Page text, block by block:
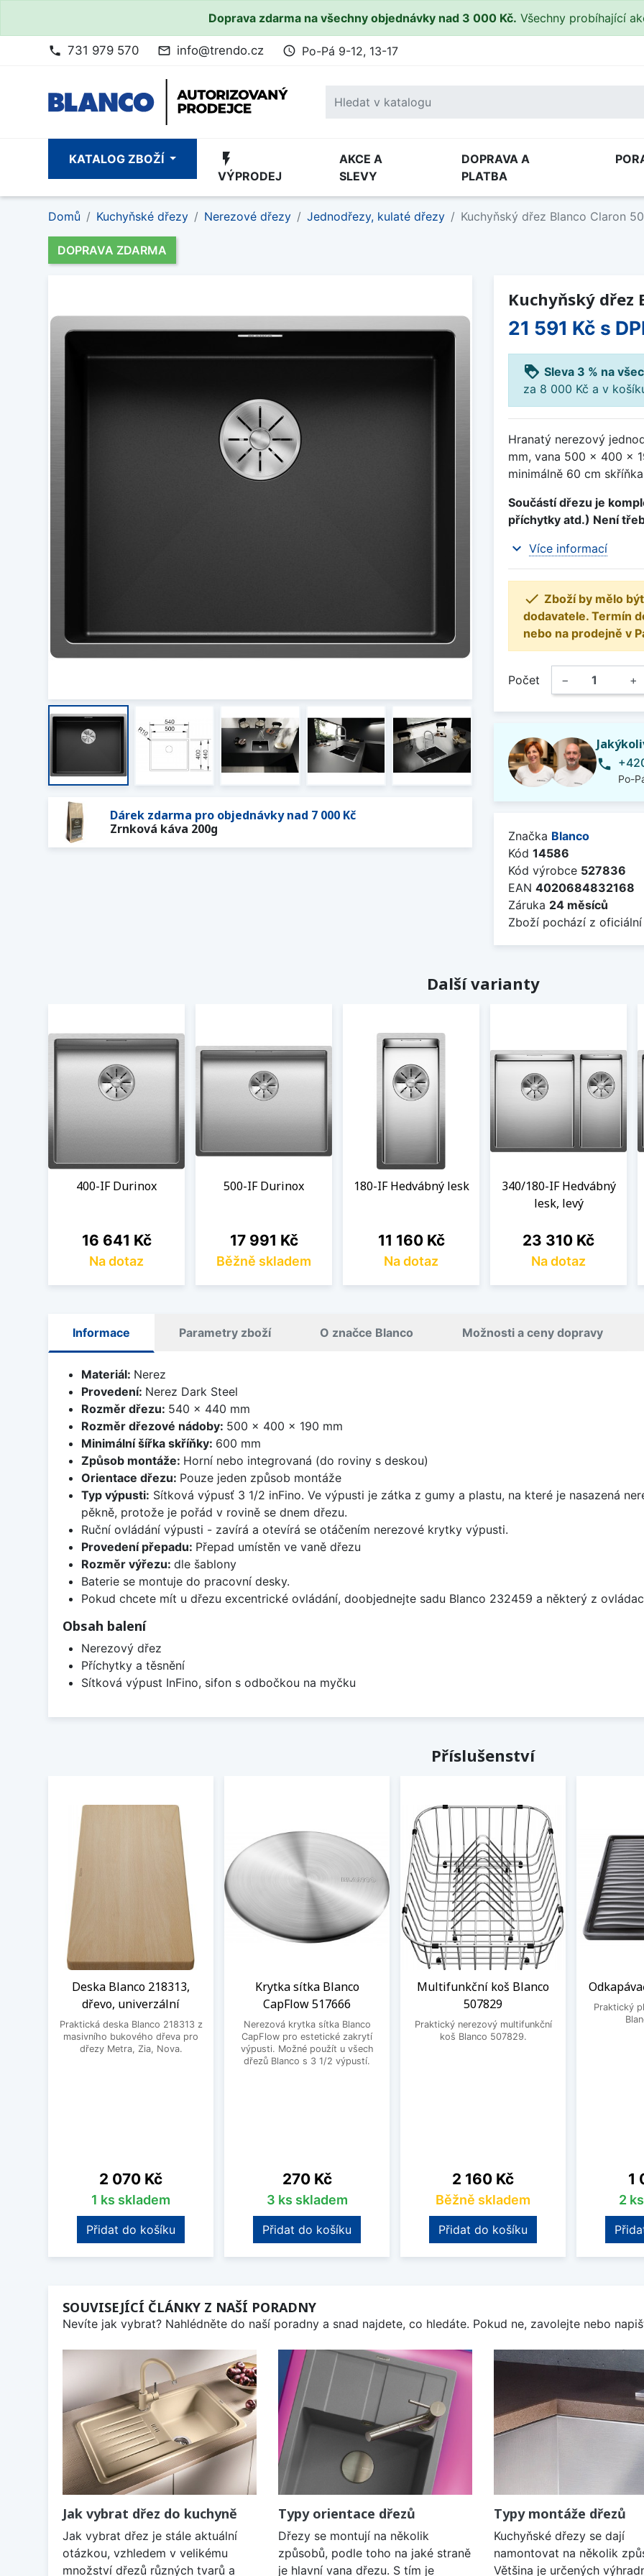
Doprava zdarma na všechny objednávky nad 3 000 Kč. Všechny probíhající
phone 731 979 570 mail_outline info@trendo.cz access_time Po-Pá 9-12, 13-17
KATALOG ZBOŽÍ flash_on
VÝPRODEJ
AKCE A
SLEVY
DOPRAVA A
PLATBA
Domů Kuchyňské dřezy Nerezové dřezy Jednodřezy, kulaté dřezy Kuchyňský dřez Blanco Claron
DOPRAVA ZDARMA
Dárek zdarma pro objednávky nad 7 000 Kč
Zrnková káva 200g
Kuchyňský dřez
21 591 Kč s
loyalty Sleva 3 % na
za 8 000 Kč a v
Hranatý nerezový
mm, vana 500 x 400 x
minimálně 60 cm
Součástí dřezu je
příchytky atd.) Není
expand_more Více informací
 Zboží by mělo
dodavatele. Termín
nebo na prodejně v
Počet − +
phone
Po-
Značka Blanco
Kód 14586
Kód výrobce 527836
EAN 4020684832168
Záruka 24 měsíců
Zboží pochází z
Další varianty
400-IF Durinox
Cena
16 641 Kč
Na dotaz
500-IF Durinox
Cena
17 991 Kč
Běžně skladem
180-IF Hedvábný lesk
Cena
11 160 Kč
Na dotaz
340/180-IF Hedvábný
lesk, levý
Cena
23 310 Kč
Na dotaz
Informace Parametry zboží O značce Blanco Možnosti a ceny dopravy
Materiál: Nerez
Provedení: Nerez Dark Steel
Rozměr dřezu: 540 x 440 mm
Rozměr dřezové nádoby: 500 x 400 x 190 mm
Minimální šířka skříňky: 600 mm
Způsob montáže: Horní nebo integrovaná (do roviny s deskou)
Orientace dřezu: Pouze jeden způsob montáže
Typ výpusti: Sítková výpusť 3 1/2 inFino. Ve výpusti je zátka z gumy a plastu, na které je nasazená
pěkně, protože je pořád v rovině se dnem dřezu.
Ruční ovládání výpusti - zavírá a otevírá se otáčením nerezové krytky výpusti.
Provedení přepadu: Přepad umístěn ve vaně dřezu
Rozměr výřezu: dle šablony
Baterie se montuje do pracovní desky.
Pokud chcete mít u dřezu excentrické ovládání, doobjednejte sadu Blanco 232459 a některý z
Obsah balení
Nerezový dřez
Příchytky a těsnění
Sítková výpust InFino, sifon s odbočkou na myčku
Příslušenství
Deska Blanco 218313,
dřevo, univerzální
Praktická deska Blanco 218313 z
masivního bukového dřeva pro
dřezy Metra, Zia, Nova.
Cena
2 070 Kč
1 ks skladem
Přidat do košíku
Krytka sítka Blanco
CapFlow 517666
Nerezová krytka sítka Blanco
CapFlow pro estetické zakrytí
výpusti. Možné použít u všech
dřezů Blanco s 3 1/2 výpustí.
Cena
270 Kč
3 ks skladem
Přidat do košíku
Multifunkční koš Blanco
507829
Praktický nerezový multifunkční
koš Blanco 507829.
Cena
2 160 Kč
Běžně skladem
Přidat do košíku
Praktický
1
2
SOUVISEJÍCÍ ČLÁNKY Z NAŠÍ PORADNY
Nevíte jak vybrat? Nahlédněte do naší poradny a snad najdete, co hledáte. Pokud ne, zavolejte nebo
Jak vybrat dřez do kuchyně
Jak vybrat dřez je stále aktuální
otázkou, vzhledem v velikému
množství dřezů různých tvarů a
Typy orientace dřezů
Dřezy se montují na několik
způsobů, podle toho na jaké straně
je hlavní vana dřezu. S tím je
Typy montáže dřezů
Kuchyňské dřezy se dají
namontovat na několik
Většina je určených